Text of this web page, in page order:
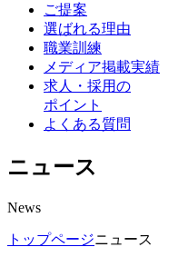
ご提案
選ばれる理由
職業訓練
メディア掲載実績
求人・採用の
ポイント
よくある質問
ニュース
News
トップページニュース